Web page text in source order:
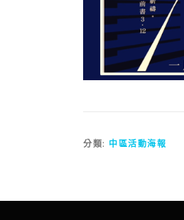
分類: 中區活動海報